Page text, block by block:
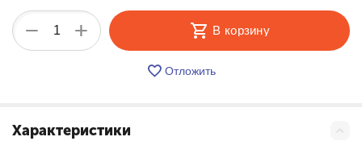
+
− В корзину
Отложить
Характеристики